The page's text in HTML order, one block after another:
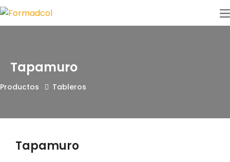
Tapamuro
Productos Tableros
Tapamuro